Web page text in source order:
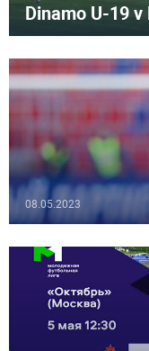
Dinamo U-19
08.05.2023